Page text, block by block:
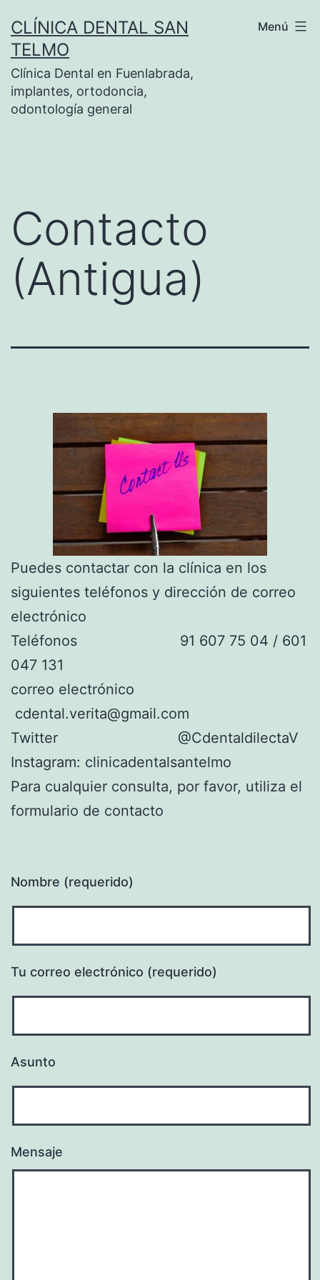
CLÍNICA DENTAL SAN
TELMO
Clínica Dental en Fuenlabrada,
implantes, ortodoncia,
odontología general
Menú
Contacto
(Antigua)
Puedes contactar con la clínica en los
siguientes teléfonos y dirección de correo
electrónico
Teléfonos 91 607 75 04 / 601
047 131
correo electrónico
cdental.verita@gmail.com
Twitter @CdentaldilectaV
Instagram: clinicadentalsantelmo
Para cualquier consulta, por favor, utiliza el
formulario de contacto
Nombre (requerido)
Tu correo electrónico (requerido)
Asunto
Mensaje